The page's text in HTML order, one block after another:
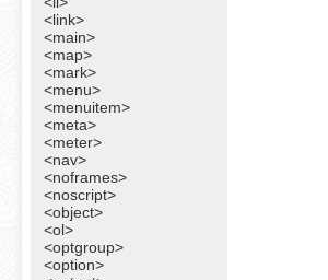
<link>
<main>
<map>
<mark>
<menu>
<menuitem>
<meta>
<meter>
<nav>
<noframes>
<noscript>
<object>
<ol>
<optgroup>
<option>